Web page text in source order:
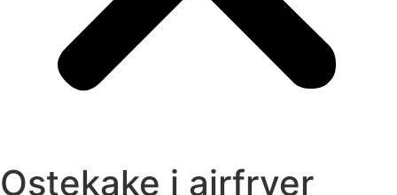
Ostekake i airfryer